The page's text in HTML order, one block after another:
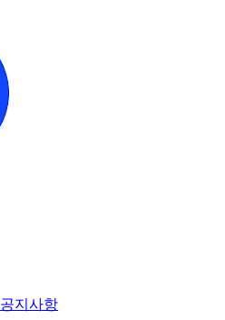
공지사항